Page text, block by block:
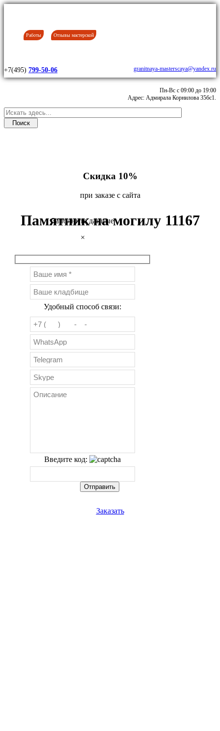
Работы Отзывы мастерской
+7(495) 799-50-06 granitnaya-masterscaya@yandex.ru
Пн-Вс с 09:00 до 19:00
Адрес: Адмирала Корнилова 35бс1.
Скидка 10%
при заказе с сайта
Памятник на могилу 11167
Заполните данные
×
Удобный способ связи:
Введите код:
Заказать